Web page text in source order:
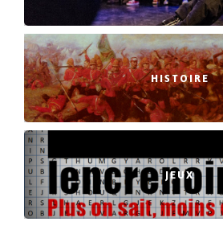
HISTOIRE
JEUX